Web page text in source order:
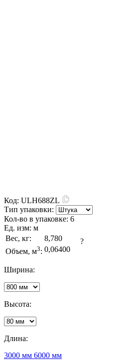
Код: ULH688ZL
Тип упаковки:
Кол-во в упаковке: 6
Ед. изм: м
Вес, кг:
8,780
Объем, м3: 0,06400
?
Ширина:
Высота:
Длина:
3000 мм 6000 мм